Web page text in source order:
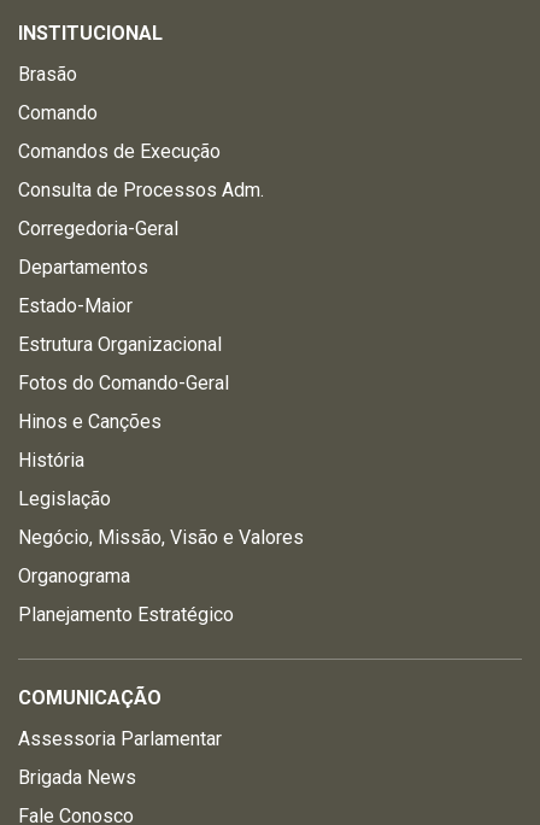
INSTITUCIONAL
Brasão
Comando
Comandos de Execução
Consulta de Processos Adm.
Corregedoria-Geral
Departamentos
Estado-Maior
Estrutura Organizacional
Fotos do Comando-Geral
Hinos e Canções
História
Legislação
Negócio, Missão, Visão e Valores
Organograma
Planejamento Estratégico
COMUNICAÇÃO
Assessoria Parlamentar
Brigada News
Fale Conosco